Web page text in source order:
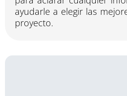
ayudarle a elegir las
proyecto.